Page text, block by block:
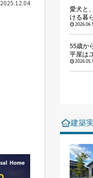
2025.12.04
愛犬と
ける暮
55歳か
平屋は
建築